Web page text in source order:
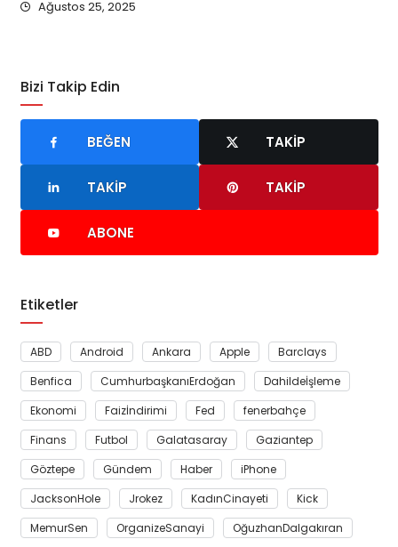
Ağustos 25, 2025
Bizi Takip Edin
BEĞEN TAKIP
TAKIP TAKIP
ABONE
Etiketler
ABD Android Ankara Apple
Barclays
Benfica
CumhurbaşkanıErdoğan
Dahildeİşleme
Ekonomi
Faizİndirimi Fed
fenerbahçe
Finans
Futbol Galatasaray
Gaziantep
Göztepe
Gündem Haber
iPhone
JacksonHole
Jrokez KadınCinayeti
Kick
MemurSen
OrganizeSanayi OğuzhanDalgakıran